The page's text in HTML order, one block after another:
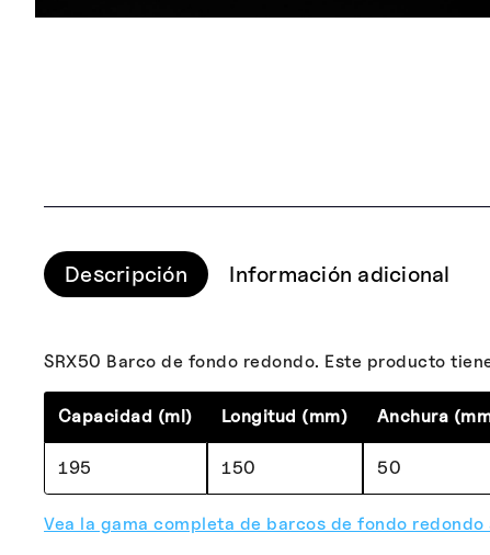
Descripción Información adicional
SRX50 Barco de fondo redondo. Este producto
Capacidad (ml) Longitud (mm) Anchura
195 150 50
Vea la gama completa de barcos de fondo redondo